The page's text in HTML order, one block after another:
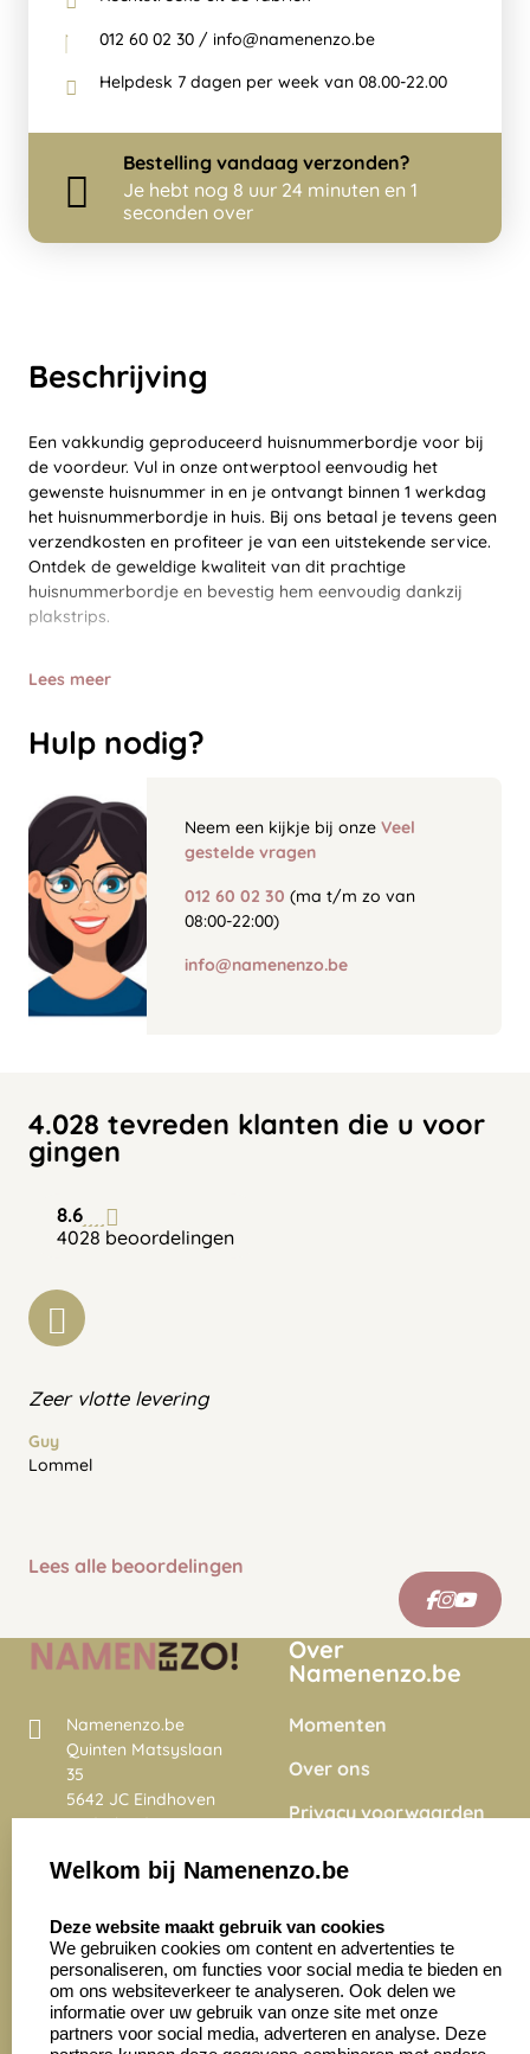
Beschrijving
Een vakkundig geproduceerd huisnummerbordje voor bij
de voordeur. Vul in onze ontwerptool eenvoudig het
gewenste huisnummer in en je ontvangt binnen 1 werkdag
het huisnummerbordje in huis. Bij ons betaal je tevens geen
verzendkosten en profiteer je van een uitstekende service.
Ontdek de geweldige kwaliteit van dit prachtige
huisnummerbordje en bevestig hem eenvoudig dankzij
plakstrips.
Lees meer
Hulp nodig?
Neem een kijkje bij onze Veel
gestelde vragen
012 60 02 30 (ma t/m zo van
08:00-22:00)
info@namenenzo.be
012 60 02 30 / info@namenenzo.be
Helpdesk 7 dagen per week van 08.00-22.00
Bestelling vandaag verzonden?
Je hebt nog 8 uur 24 minuten en 1
seconden over
4.028 tevreden klanten die u voor
gingen
8.6
4028 beoordelingen
Zeer vlotte levering
Guy
Lommel
Lees alle beoordelingen
Namenenzo.be
Quinten Matsyslaan
35
5642 JC Eindhoven
Nederland
4028 beoordelingen
Over
Namenenzo.be
Momenten
Over ons
Privacy voorwaarden
Onze vacatures
Zakelijk:
Aanvraag op maat
Klantenservice:
Contact opnemen
Welkom bij Namenenzo.be
Deze website maakt gebruik van cookies
We gebruiken cookies om content en advertenties te
personaliseren, om functies voor social media te bieden en
om ons websiteverkeer te analyseren. Ook delen we
informatie over uw gebruik van onze site met onze
partners voor social media, adverteren en analyse. Deze